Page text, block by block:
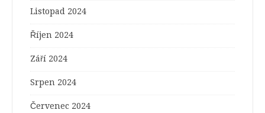
Listopad 2024
Říjen 2024
Září 2024
Srpen 2024
Červenec 2024